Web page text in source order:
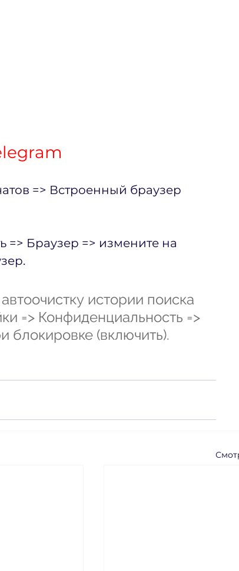
=> Встроенный браузер
=> Браузер => измените на
истории поиска
=> Конфиденциальность =>
блокировке (включить).